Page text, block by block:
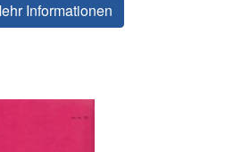
Informationen